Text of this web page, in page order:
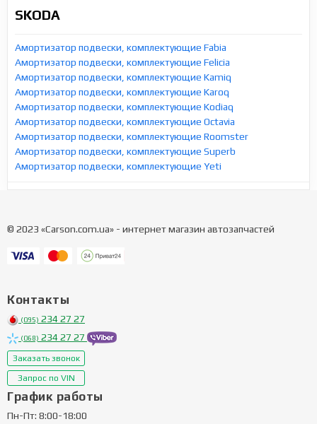
SKODA
Амортизатор подвески, комплектующие Fabia
Амортизатор подвески, комплектующие Felicia
Амортизатор подвески, комплектующие Kamiq
Амортизатор подвески, комплектующие Karoq
Амортизатор подвески, комплектующие Kodiaq
Амортизатор подвески, комплектующие Octavia
Амортизатор подвески, комплектующие Roomster
Амортизатор подвески, комплектующие Superb
Амортизатор подвески, комплектующие Yeti
© 2023 «Carson.com.ua» - интернет магазин автозапчастей
Контакты
(095) 234 27 27
(068) 234 27 27
Заказать звонок
Запрос по VIN
График работы
Пн-Пт: 8:00-18:00